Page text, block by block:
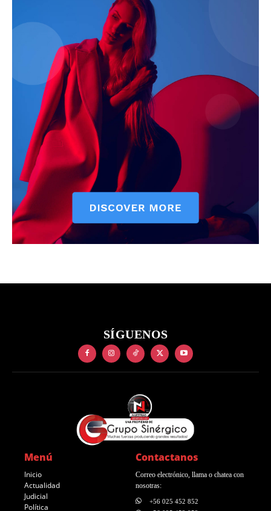
SÍGUENOS
Menú
Inicio
Actualidad
Judicial
Política
Contactanos
Correo electrónico, llama o chatea con
nosotras:
+56 025 452 852